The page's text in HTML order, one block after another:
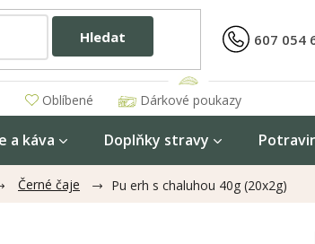
Hledat 607 054
Oblíbené Dárkové poukazy
a káva Doplňky stravy
Černé čaje Pu erh s chaluhou 40g (20x2g)